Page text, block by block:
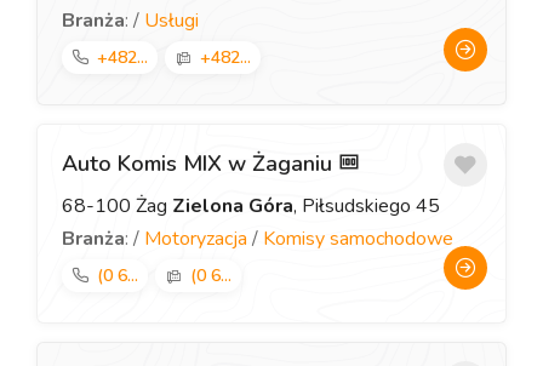
Branża: / Usługi
+482... +482...
Auto Komis MIX w Żaganiu
68-100 Żag Zielona Góra, Piłsudskiego 45
Branża: / Motoryzacja / Komisy samochodowe
(0 6... (0 6...